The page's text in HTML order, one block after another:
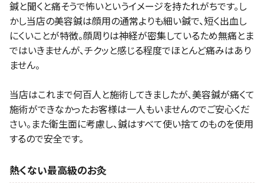
鍼と聞くと痛そうで怖いというイメージを持たれがちです。し
かし当店の美容鍼は顔用の通常よりも細い鍼で、短く出血し
にくいことが特徴。顔周りは神経が密集しているため無痛とま
ではいきませんが、チクッと感じる程度でほとんど痛みはあり
ません。
当店はこれまで何百人と施術してきましたが、美容鍼が痛くて
施術ができなかったお客様は一人もいませんのでご安心くだ
さい。また衛生面に考慮し、鍼はすべて使い捨てのものを使用
するので安全です。
熱くない最高級のお灸